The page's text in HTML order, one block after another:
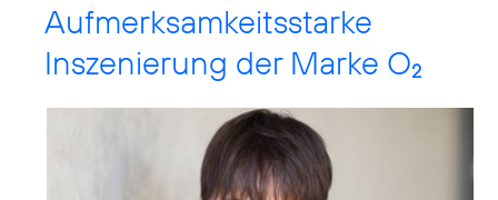
Aufmerksamkeitsstarke
Inszenierung der Marke O2